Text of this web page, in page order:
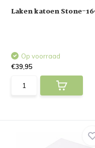
Laken katoen Stone-
Op voorraad
€39,95